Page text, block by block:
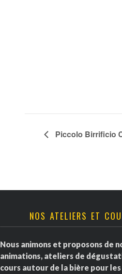
Piccolo Birrificio
NOS ATELIERS ET
Nous animons et proposons de
animations, ateliers de
cours autour de la bière pour les